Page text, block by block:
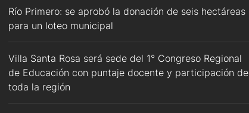
Río Primero: se aprobó la donación de seis hectáreas
para un loteo municipal
Villa Santa Rosa será sede del 1° Congreso Regional
de Educación con puntaje docente y participación de
toda la región